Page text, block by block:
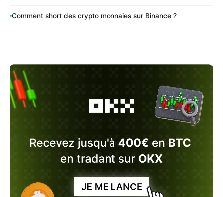
Comment short des crypto monnaies sur Binance ?